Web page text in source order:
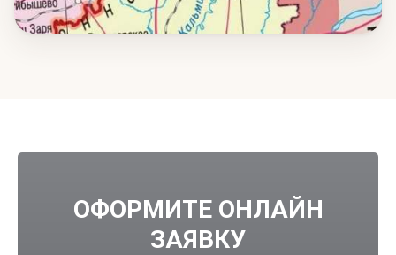
ОФОРМИТЕ ОНЛАЙН
ЗАЯВКУ